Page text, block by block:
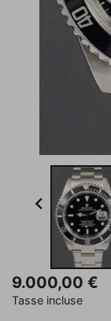

9.000,00 €
Tasse incluse